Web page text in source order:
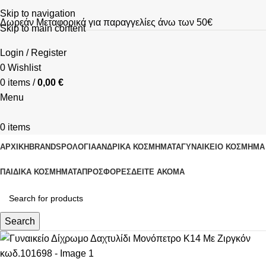
Skip to navigation
Skip to main content
Δωρεάν Μεταφορικά για παραγγελίες άνω των 50€
Login / Register
0 Wishlist
0 items / 0,00 €
Menu
0 items
ΑΡΧΙΚΗ BRANDS ΡΟΛΌΓΙΑΑΝΔΡΙΚΆ ΚΟΣΜΉΜΑΤΑΓΥΝΑΙΚΕΊΟ ΚΟΣΜΉΜΑ
ΠΑΙΔΙΚΆ ΚΟΣΜΉΜΑΤΑΠΡΟΣΦΟΡΈΣΔΕΊΤΕ ΑΚΌΜΑ
Search